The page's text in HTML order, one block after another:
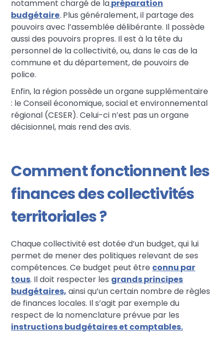
notamment chargé de lapréparation
budgétaire. Plus généralement, il partage des
pouvoirs avec l’assemblée délibérante. Il possède
aussi des pouvoirs propres. Il est à la tête du
personnel de la collectivité, ou, dans le cas de la
commune et du département, de pouvoirs de
police.
Enfin, la région possède un organe supplémentaire
: le Conseil économique, social et environnemental
régional (CESER). Celui-ci n’est pas un organe
décisionnel, mais rend des avis.
Comment fonctionnent les
finances des collectivités
territoriales ?
Chaque collectivité est dotée d’un budget, qui lui
permet de mener des politiques relevant de ses
compétences. Ce budget peut être connu par
tous. Il doit respecter les grands principes
budgétaires, ainsi qu’un certain nombre de règles
de finances locales. Il s’agit par exemple du
respect de la nomenclature prévue par les
instructions budgétaires et comptables.